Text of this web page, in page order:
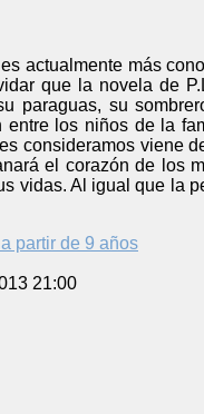
es actualmente más
que la novela de
paraguas, su
entre los niños de la
consideramos viene
el corazón de los
vidas. Al igual que la
partir de 9 años
21:00